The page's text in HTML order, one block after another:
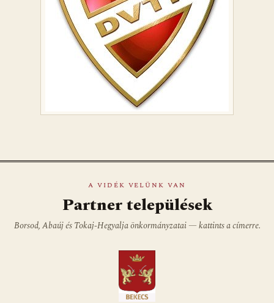
A VIDÉK VELÜNK VAN
Partner települések
Borsod, Abaúj és Tokaj-Hegyalja önkormányzatai — kattints a címerre.